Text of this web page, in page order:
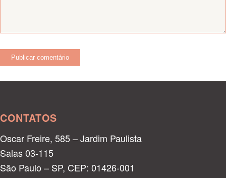
CONTATOS
Oscar Freire, 585 – Jardim Paulista
Salas 03-115
São Paulo – SP, CEP: 01426-001